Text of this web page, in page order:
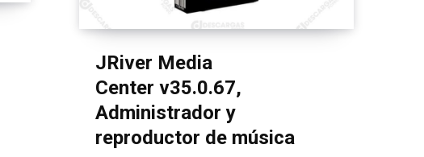
k e
r
)
a m
JRiver Media
Center v35.0.67,
Administrador y
reproductor de música